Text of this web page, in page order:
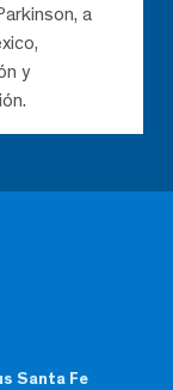
Santa Fe
a
y